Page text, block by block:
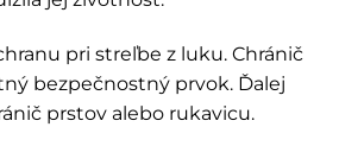
pri streľbe z luku. Chránič
bezpečnostný prvok. Ďalej
prstov alebo rukavicu.